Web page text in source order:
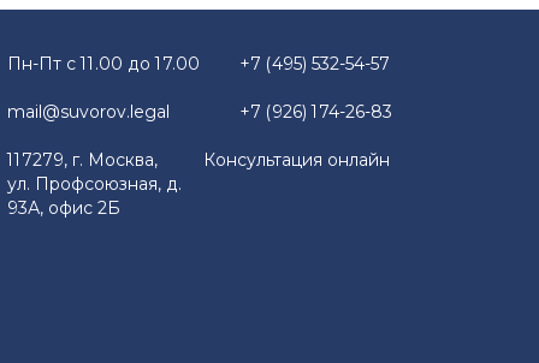
Пн-Пт с 11.00 до 17.00
mail@suvorov.legal
117279, г. Москва,
ул. Профсоюзная, д.
93А, офис 2Б
+7 (495) 532-54-57
+7 (926) 174-26-83
Консультация онлайн